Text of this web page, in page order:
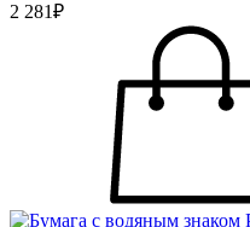
2 281₽